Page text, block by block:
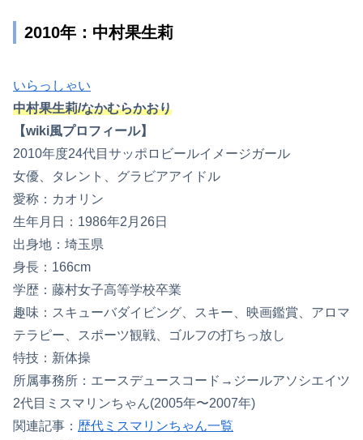
2010年：中村果生莉
いらっしゃい
中村果生莉/なかむらかおり
【wiki風プロフィール】
2010年度24代目サッポロビールイメージガール
女優、タレント、グラビアアイドル
愛称：カオリン
生年月日：1986年2月26日
出身地：埼玉県
身長：166cm
学歴：藤村女子高等学校卒業
趣味：スキューバダイビング、スキー、映画鑑賞、アロマ
テラピー、スポーツ観戦、ゴルフの打ちっ放し
特技：新体操
所属事務所：エースデュースコード→ジールアソシエイツ
2代目ミスマリンちゃん(2005年〜2007年)
関連記事： 歴代ミスマリンちゃん一覧